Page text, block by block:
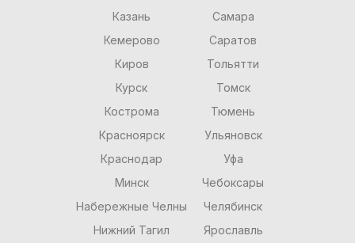
Казань
Кемерово
Киров
Курск
Кострома
Красноярск
Краснодар
Минск
Набережные Челны
Нижний Тагил
Самара
Саратов
Тольятти
Томск
Тюмень
Ульяновск
Уфа
Чебоксары
Челябинск
Ярославль